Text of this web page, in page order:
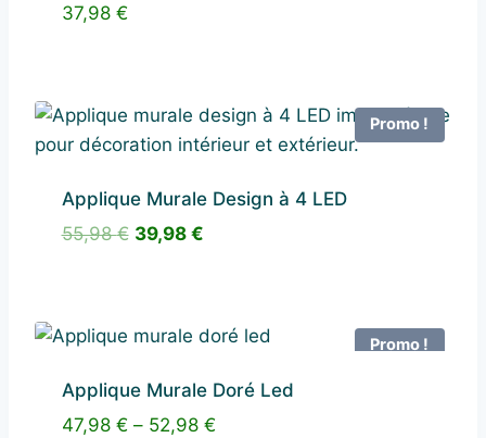
37,98 €
Promo !
Applique Murale Design à 4 LED
55,98€ Le
55,98 €.
39,98 €Le
39,98 €.
Promo !
Applique Murale Doré Led
47,98 € – 52,98 €